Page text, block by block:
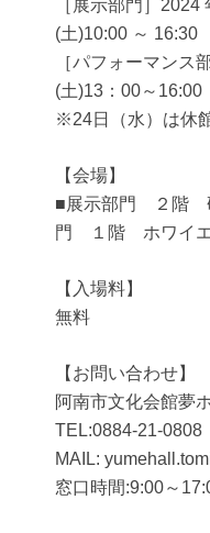
［展示部門］2024
(土)10:00 ～ 16:30
［パフォーマンス
(土)13：00～16:00
※24日（水）は休
【会場】
■展示部門 ２階
門 １階 ホワイ
【入場料】
無料
【お問い合わせ】
阿南市文化会館夢
TEL:0884-21-0808
MAIL:
窓口時間:9:00～